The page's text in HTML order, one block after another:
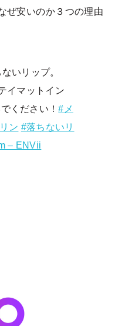
ぜ安いのか３つの理由
いリップ。
イマットイン
ください！#メ
ン #落ちないリ
– ENVii